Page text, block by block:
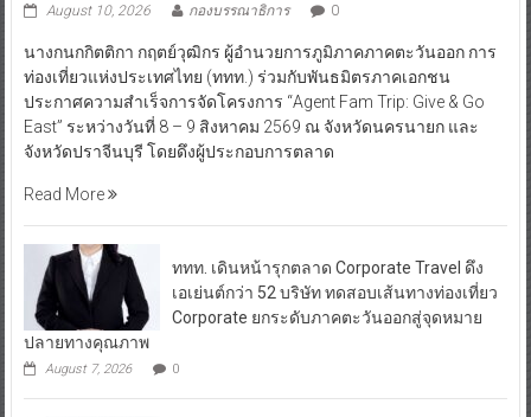
August 10, 2026 กองบรรณาธิการ 0
นางกนกกิตติกา กฤตย์วุฒิกร ผู้อำนวยการภูมิภาคภาคตะวันออก การ
ท่องเที่ยวแห่งประเทศไทย (ททท.) ร่วมกับพันธมิตรภาคเอกชน
ประกาศความสำเร็จการจัดโครงการ “Agent Fam Trip: Give & Go
East” ระหว่างวันที่ 8 – 9 สิงหาคม 2569 ณ จังหวัดนครนายก และ
จังหวัดปราจีนบุรี โดยดึงผู้ประกอบการตลาด
Read More
ททท. เดินหน้ารุกตลาด Corporate Travel ดึง
เอเย่นต์กว่า 52 บริษัท ทดสอบเส้นทางท่องเที่ยว
Corporate ยกระดับภาคตะวันออกสู่จุดหมาย
ปลายทางคุณภาพ
August 7, 2026 0